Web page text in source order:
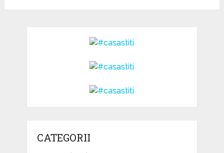
CATEGORII